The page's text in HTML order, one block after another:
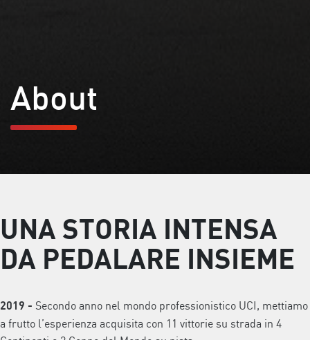
About
UNA STORIA INTENSA
DA PEDALARE INSIEME
2019 - Secondo anno nel mondo professionistico UCI, mettiamo
a frutto l’esperienza acquisita con 11 vittorie su strada in 4